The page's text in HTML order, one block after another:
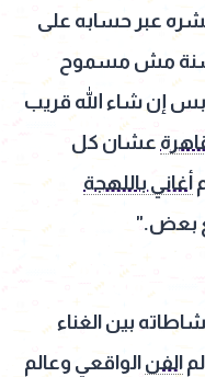
عبر حسابه على
اللي تحت 25 سنة مش مسموح
بس إن شاء الله قريب
عشان كل
أغاني باللهجة
بعض."
بين الغناء
الفن الواقعي وعالم